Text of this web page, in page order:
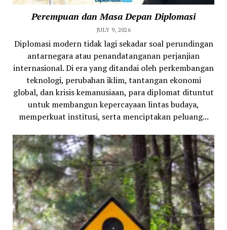
Perempuan dan Masa Depan Diplomasi
JULY 9, 2026
Diplomasi modern tidak lagi sekadar soal perundingan
antarnegara atau penandatanganan perjanjian
internasional. Di era yang ditandai oleh perkembangan
teknologi, perubahan iklim, tantangan ekonomi
global, dan krisis kemanusiaan, para diplomat dituntut
untuk membangun kepercayaan lintas budaya,
memperkuat institusi, serta menciptakan peluang...